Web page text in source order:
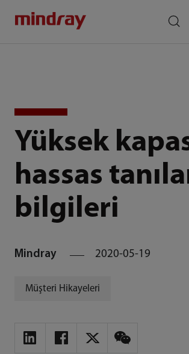
Yüksek
hassas
bilgileri
Mindray 2020-05-19
Müşteri Hikayeleri